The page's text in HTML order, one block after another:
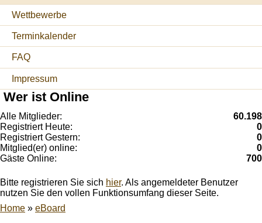
Wettbewerbe
Terminkalender
FAQ
Impressum
Wer ist Online
Alle Mitglieder:
60.198
Registriert Heute:
0
Registriert Gestern:
0
Mitglied(er) online:
0
Gäste Online:
700
Bitte registrieren Sie sich hier. Als angemeldeter Benutzer
nutzen Sie den vollen Funktionsumfang dieser Seite.
Home » eBoard